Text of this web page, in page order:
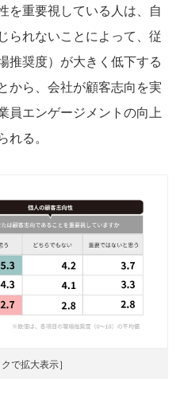
を重要視している人は、自
られないことによって、従
推奨度）が大きく低下する
から、会社が顧客志向を実
員エンゲージメントの向上
る。
で拡大表示］